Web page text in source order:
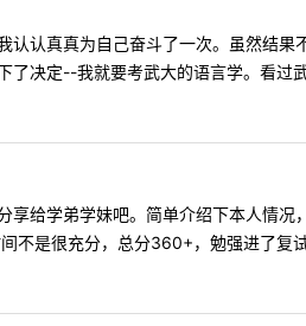
认真真为自己奋斗了一次。虽然结
决定--我就要考武大的语言学。看过
给学弟学妹吧。简单介绍下本人情
不是很充分，总分360+，勉强进了复